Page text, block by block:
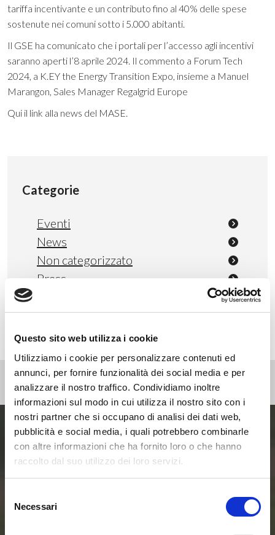
Questo sito web utilizza i cookie
Utilizziamo i cookie per personalizzare contenuti ed
annunci, per fornire funzionalità dei social media e per
analizzare il nostro traffico. Condividiamo inoltre
informazioni sul modo in cui utilizza il nostro sito con i
nostri partner che si occupano di analisi dei dati web,
pubblicità e social media, i quali potrebbero combinarle
con altre informazioni che ha fornito loro o che hanno
raccolto dal suo utilizzo dei loro servizi.
delNecessari
tariffa incentivante e un contributo fino al 40% delle spese
sostenute nei comuni sotto i 5.000 abitanti.
Il GSE ha comunicato che i portali per l’accesso agli incentivi
saranno aperti l’8 aprile 2024. Il commento a Forum Tech
2024, a K.EY the Energy Transition Expo, insieme a Manuel
Marangon, Sales Manager Regalgrid Europe
Qui il link alla news del MASE.
Categorie
Eventi
News
Non categorizzato
Press
Entra ora nel mondo
delle Smart Home e
delle Comunità